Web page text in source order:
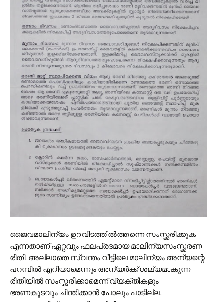
ജൈവമാലിന്യം ഉറവിടത്തില്‍ത്തന്നെ സംസ്ക്കരിക്കുക
എന്നതാണ് ഏറ്റവും ഫലപ്രദമായ മാലിന്യസംസ്ക്കരണ
രീതി. അല്ലാതെ സ്വന്തം വീട്ടിലെ മാലിന്യം അന്യന്റെ
പറമ്പില്‍ എറിയാമെന്നും അന്യര്‍ക്ക് ശല്യമാകുന്ന
രീതിയില്‍ സംസ്ക്കരിക്കാമെന്ന് വ്യക്തികളും
ഭരണകൂടവും ചിന്തിക്കാന്‍ പോലും പാടില്ല.